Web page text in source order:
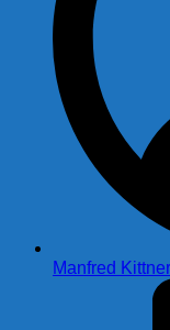
Manfred Kittner